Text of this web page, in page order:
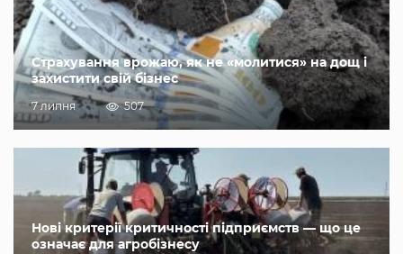
Страхування врожаю, як не «молитися» на дощ і
захистити свій бізнес
7 липня 507
Нові критерії критичності підприємств — що це
означає для агробізнесу